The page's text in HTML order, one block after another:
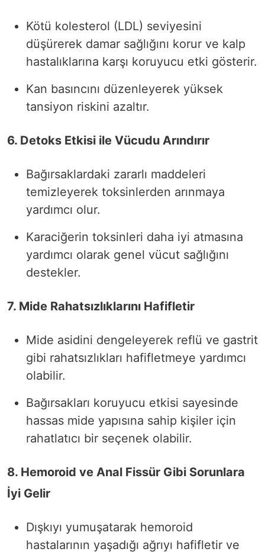
Kötü kolesterol (LDL) seviyesini
düşürerek damar sağlığını korur ve kalp
hastalıklarına karşı koruyucu etki gösterir.
Kan basıncını düzenleyerek yüksek
tansiyon riskini azaltır.
6. Detoks Etkisi ile Vücudu Arındırır
Bağırsaklardaki zararlı maddeleri
temizleyerek toksinlerden arınmaya
yardımcı olur.
Karaciğerin toksinleri daha iyi atmasına
yardımcı olarak genel vücut sağlığını
destekler.
7. Mide Rahatsızlıklarını Hafifletir
Mide asidini dengeleyerek reflü ve gastrit
gibi rahatsızlıkları hafifletmeye yardımcı
olabilir.
Bağırsakları koruyucu etkisi sayesinde
hassas mide yapısına sahip kişiler için
rahatlatıcı bir seçenek olabilir.
8. Hemoroid ve Anal Fissür Gibi Sorunlara
İyi Gelir
Dışkıyı yumuşatarak hemoroid
hastalarının yaşadığı ağrıyı hafifletir ve